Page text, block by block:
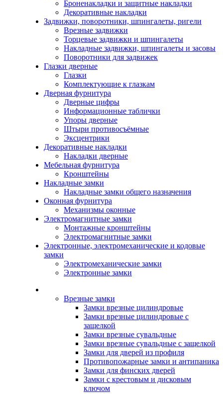
Броненакладки и защитные накладки
Декоративные накладки
Задвижки, поворотники, шпингалеты, ригели
Врезные задвижки
Торцевые задвижки и шпингалеты
Накладные задвижки, шпингалеты и засовы
Поворотники для задвижек
Глазки дверные
Глазки
Комплектующие к глазкам
Дверная фурнитура
Дверные цифры
Информационные таблички
Упоры дверные
Штыри противосъёмные
Эксцентрики
Декоративные накладки
Накладки дверные
Мебельная фурнитура
Кронштейны
Накладные замки
Накладные замки общего назначения
Оконная фурнитура
Механизмы оконные
Электромагнитные замки
Монтажные кронштейны
Электромагнитные замки
Электронные, электромеханические и кодовые
замки
Электромеханические замки
Электронные замки
Врезные замки
Замки врезные цилиндровые
Замки врезные цилиндровые с
защелкой
Замки врезные сувальдные
Замки врезные сувальдные с защелкой
Замки для дверей из профиля
Противопожарные замки и антипаника
Замки для финских дверей
Замки с крестовым и дисковым
ключом